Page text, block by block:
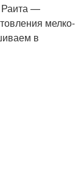
Раита —
мелко-
в